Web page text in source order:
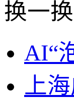
换一换
AI“
上